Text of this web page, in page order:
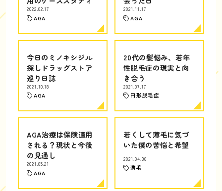
2022.02.17
AGA
2021.11.17
AGA
今日のミノキシジル
探しドラッグストア
巡り日誌
2021.10.18
AGA
20代の髪悩み、若年
性脱毛症の現実と向
き合う
2021.07.17
円形脱毛症
AGA治療は保険適用
される？現状と今後
の見通し
2021.05.21
AGA
若くして薄毛に気づ
いた僕の苦悩と希望
2021.04.30
薄毛